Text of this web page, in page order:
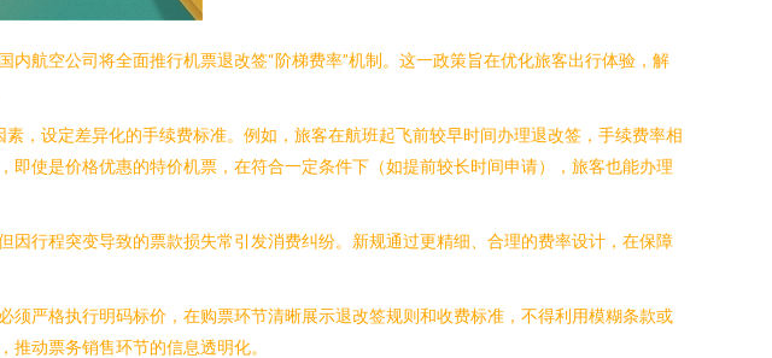
航空公司将全面推行机票退改签“阶梯费率”机制。这一政策旨在优化旅客出行体验，解
，设定差异化的手续费标准。例如，旅客在航班起飞前较早时间办理退改签，手续费率相
使是价格优惠的特价机票，在符合一定条件下（如提前较长时间申请），旅客也能办理
行程突变导致的票款损失常引发消费纠纷。新规通过更精细、合理的费率设计，在保障
严格执行明码标价，在购票环节清晰展示退改签规则和收费标准，不得利用模糊条款或
动票务销售环节的信息透明化。